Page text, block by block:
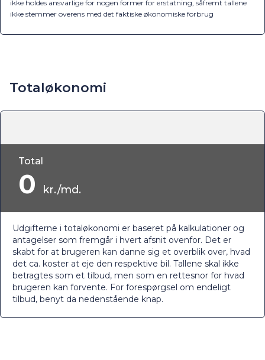
ikke holdes ansvarlige for nogen former for erstatning, såfremt tallene
ikke stemmer overens med det faktiske økonomiske forbrug
Totaløkonomi
Udgifterne i totaløkonomi er baseret på kalkulationer og
antagelser som fremgår i hvert afsnit ovenfor. Det er
skabt for at brugeren kan danne sig et overblik over, hvad
det ca. koster at eje den respektive bil. Tallene skal ikke
betragtes som et tilbud, men som en rettesnor for hvad
brugeren kan forvente. For forespørgsel om endeligt
tilbud, benyt da nedenstående knap.
Total
0 kr./md.